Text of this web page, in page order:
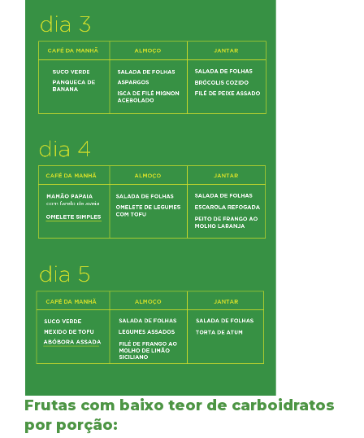
Frutas com baixo teor de carboidratos
por porção: